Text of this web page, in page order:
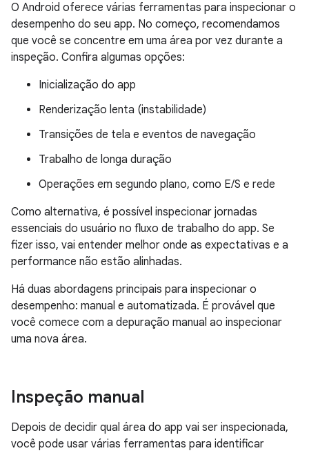
O Android oferece várias ferramentas para inspecionar o
desempenho do seu app. No começo, recomendamos
que você se concentre em uma área por vez durante a
inspeção. Confira algumas opções:
Inicialização do app
Renderização lenta (instabilidade)
Transições de tela e eventos de navegação
Trabalho de longa duração
Operações em segundo plano, como E/S e rede
Como alternativa, é possível inspecionar jornadas
essenciais do usuário no fluxo de trabalho do app. Se
fizer isso, vai entender melhor onde as expectativas e a
performance não estão alinhadas.
Há duas abordagens principais para inspecionar o
desempenho: manual e automatizada. É provável que
você comece com a depuração manual ao inspecionar
uma nova área.
Inspeção manual
Depois de decidir qual área do app vai ser inspecionada,
você pode usar várias ferramentas para identificar